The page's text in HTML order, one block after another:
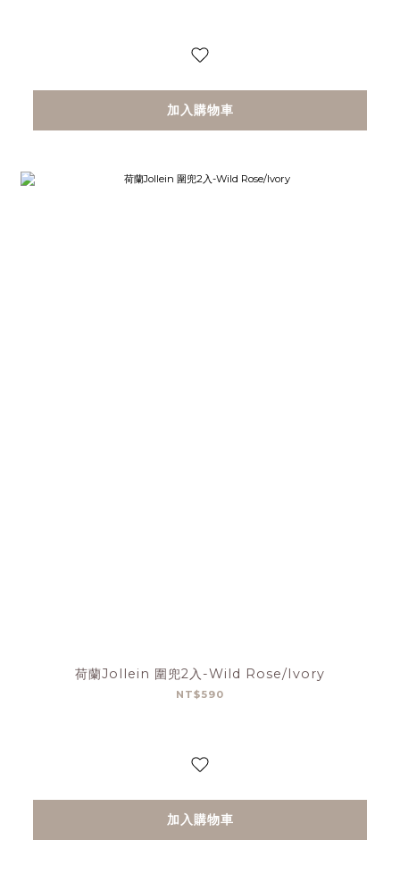
加入購物車
荷蘭Jollein 圍兜2入-Wild Rose/Ivory
NT$590
加入購物車